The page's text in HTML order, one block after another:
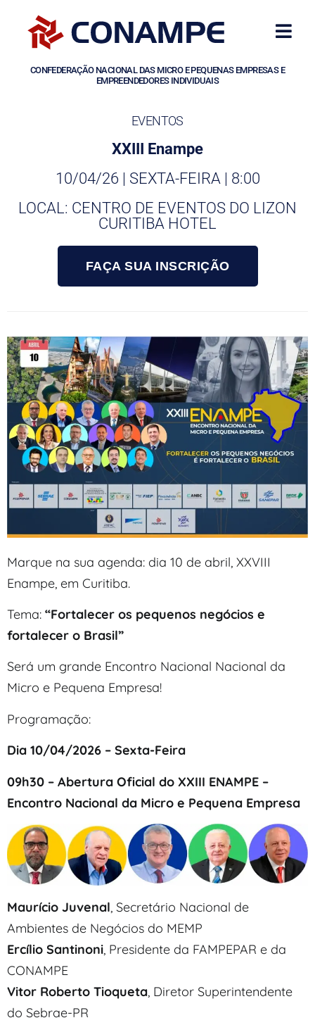
CONFEDERAÇÃO NACIONAL DAS MICRO E PEQUENAS EMPRESAS E
EMPREENDEDORES INDIVIDUAIS
EVENTOS
XXIII Enampe
10/04/26 | SEXTA-FEIRA | 8:00
LOCAL: CENTRO DE EVENTOS DO LIZON
CURITIBA HOTEL
FAÇA SUA INSCRIÇÃO
Marque na sua agenda: dia 10 de abril, XXVIII
Enampe, em Curitiba.
Tema: “Fortalecer os pequenos negócios e
fortalecer o Brasil”
Será um grande Encontro Nacional Nacional da
Micro e Pequena Empresa!
Programação:
Dia 10/04/2026 – Sexta-Feira
09h30 – Abertura Oficial do XXIII ENAMPE –
Encontro Nacional da Micro e Pequena Empresa
Maurício Juvenal, Secretário Nacional de
Ambientes de Negócios do MEMP
Ercílio Santinoni, Presidente da FAMPEPAR e da
CONAMPE
Vitor Roberto Tioqueta, Diretor Superintendente
do Sebrae-PR